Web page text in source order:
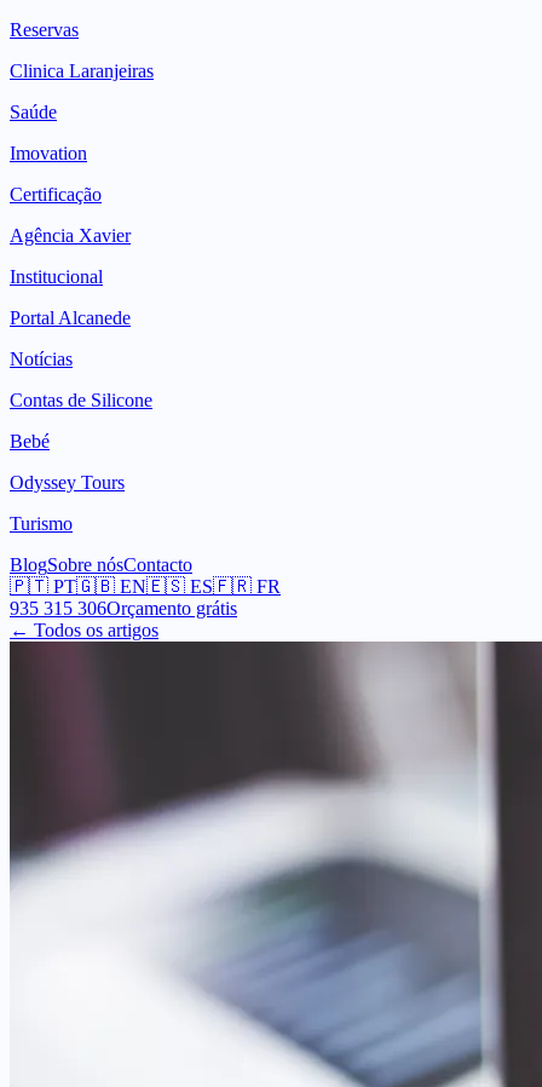
Reservas
Clinica Laranjeiras
Saúde
Imovation
Certificação
Agência Xavier
Institucional
Portal Alcanede
Notícias
Contas de Silicone
Bebé
Odyssey Tours
Turismo
BlogSobre nósContacto
🇵🇹 PT🇬🇧 EN🇪🇸 ES🇫🇷 FR
935 315 306Orçamento grátis
← Todos os artigos